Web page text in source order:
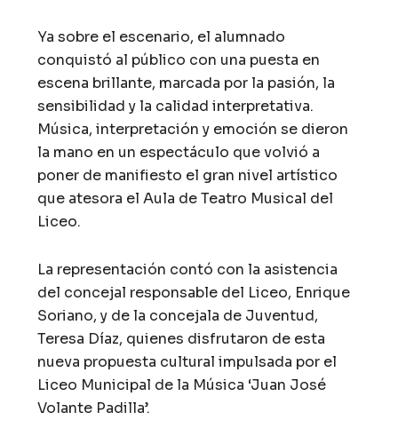
Ya sobre el escenario, el alumnado
conquistó al público con una puesta en
escena brillante, marcada por la pasión, la
sensibilidad y la calidad interpretativa.
Música, interpretación y emoción se dieron
la mano en un espectáculo que volvió a
poner de manifiesto el gran nivel artístico
que atesora el Aula de Teatro Musical del
Liceo.
La representación contó con la asistencia
del concejal responsable del Liceo, Enrique
Soriano, y de la concejala de Juventud,
Teresa Díaz, quienes disfrutaron de esta
nueva propuesta cultural impulsada por el
Liceo Municipal de la Música ‘Juan José
Volante Padilla’.